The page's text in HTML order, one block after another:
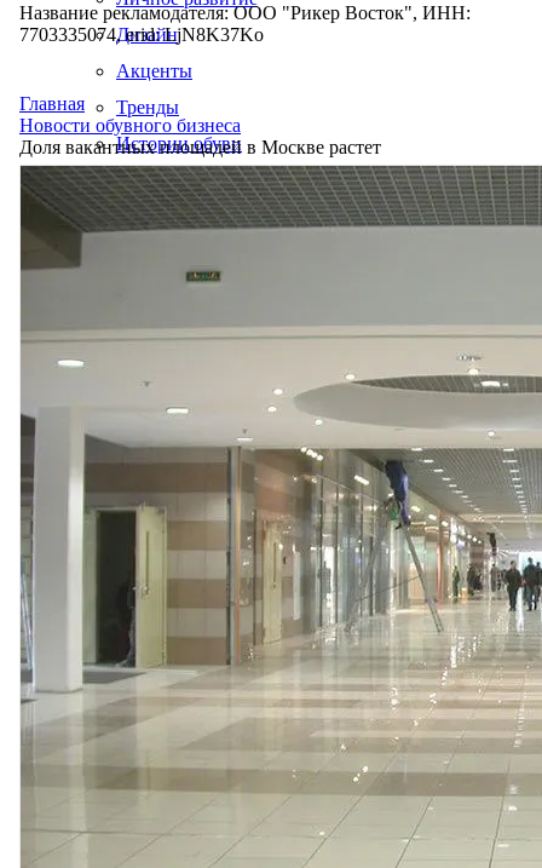
Дизайн
Акценты
Тренды
Истории обуви
Производство
Название рекламодателя: ООО "Рикер Восток", ИНН:
7703335074, erid: LjN8K37Ko
Главная
Новости обувного бизнеса
Доля вакантных площадей в Москве растет